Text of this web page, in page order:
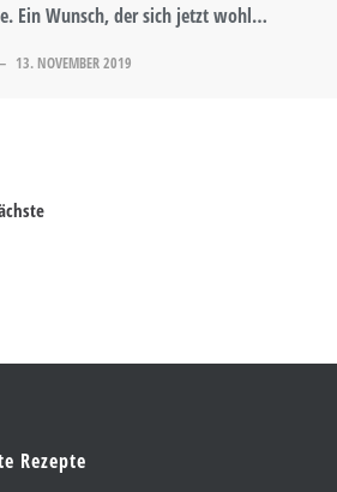
Ein Wunsch, der sich jetzt wohl…
13. NOVEMBER 2019
Rezepte